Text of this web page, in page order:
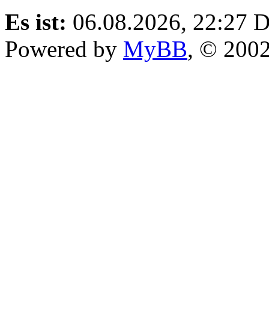
Es ist: 06.08.2026, 22:27
Powered by MyBB, ©